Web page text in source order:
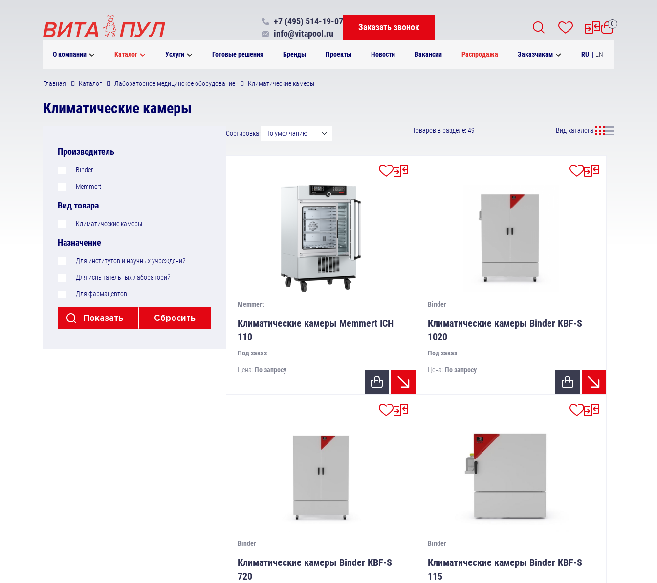
О компании Каталог Услуги Готовые решения Бренды Проекты Новости Вакансии Распродажа Заказчикам RU | EN
+7 (495) 514-19-07
info@vitapool.ru
Заказать звонок 0
Главная Каталог Лабораторное медицинское оборудование Климатические камеры
Климатические камеры
Производитель
Binder
Memmert
Вид товара
Климатические камеры
Назначение
Для институтов и научных учреждений
Для испытательных лабораторий
Для фармацевтов
Сортировка: По умолчанию Товаров в разделе: 49 Вид каталога:
Memmert
Климатические камеры Memmert ICH
110
Под заказ
Цена: По запросу
Binder
Климатические камеры Binder KBF-S
1020
Под заказ
Цена: По запросу
Binder
Климатические камеры Binder KBF-S
720
Binder
Климатические камеры Binder KBF-S
115